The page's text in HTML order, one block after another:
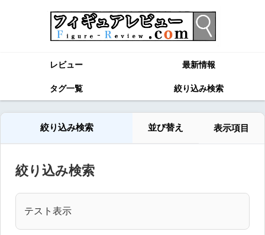
レビュー 最新情報
タグ一覧 絞り込み検索
絞り込み検索 並び替え 表示項目
絞り込み検索
テスト表示